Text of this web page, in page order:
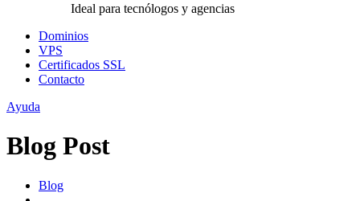
Ideal para tecnólogos y agencias
Dominios
VPS
Certificados SSL
Contacto
Ayuda
Blog Post
Blog